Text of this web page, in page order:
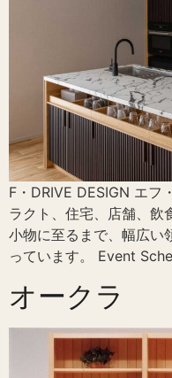
F・DRIVE DESIGN エフ
ラクト、住宅、店舗、飲
小物に至るまで、幅広い
っています。 Event
オークラ